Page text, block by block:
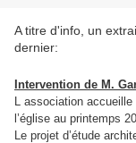
A titre d'info, un
dernier:
Intervention de M.
L association
l’église au printemps
Le projet d’étude